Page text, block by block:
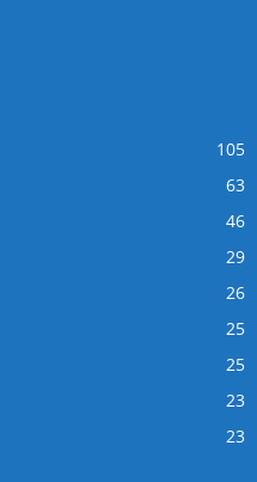
105
63
46
29
26
25
25
23
23